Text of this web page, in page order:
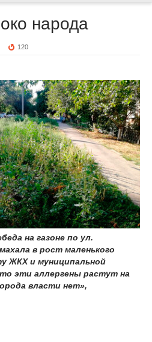
народа
120
на газоне по ул.
в рост маленького
ЖКХ и муниципальной
эти аллергены растут на
власти нет»,